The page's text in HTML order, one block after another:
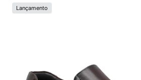
Lançamento